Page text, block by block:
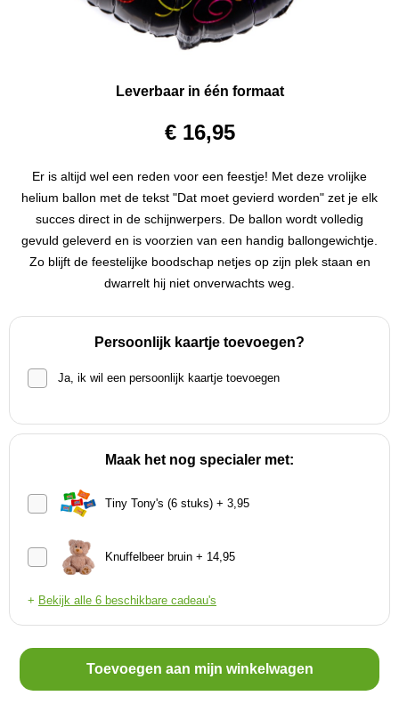
Leverbaar in één formaat
€ 16,95
Er is altijd wel een reden voor een feestje! Met deze vrolijke
helium ballon met de tekst "Dat moet gevierd worden" zet je elk
succes direct in de schijnwerpers. De ballon wordt volledig
gevuld geleverd en is voorzien van een handig ballongewichtje.
Zo blijft de feestelijke boodschap netjes op zijn plek staan en
dwarrelt hij niet onverwachts weg.
Persoonlijk kaartje toevoegen?
Ja, ik wil een persoonlijk kaartje toevoegen
Maak het nog specialer met:
Tiny Tony's (6 stuks) + 3,95
Knuffelbeer bruin + 14,95
+ Bekijk alle 6 beschikbare cadeau's
Toevoegen aan mijn winkelwagen